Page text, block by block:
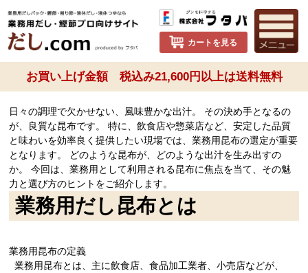
カートを見る
お買い上げ金額 税込み21,600円以上は送料無料
日々の調理で欠かせない、風味豊かな出汁。 その決め手となるの
が、良質な昆布です。 特に、飲食店や惣菜店など、安定した品質
と味わいを効率良く提供したい現場では、業務用昆布の選定が重要
となります。 どのような昆布が、どのような出汁を生み出すの
か。 今回は、業務用として利用される昆布に焦点を当て、その魅
力と選び方のヒントをご紹介します。
業務用だし昆布とは
業務用昆布の定義
業務用昆布とは、主に飲食店、食品加工業者、小売店などが、